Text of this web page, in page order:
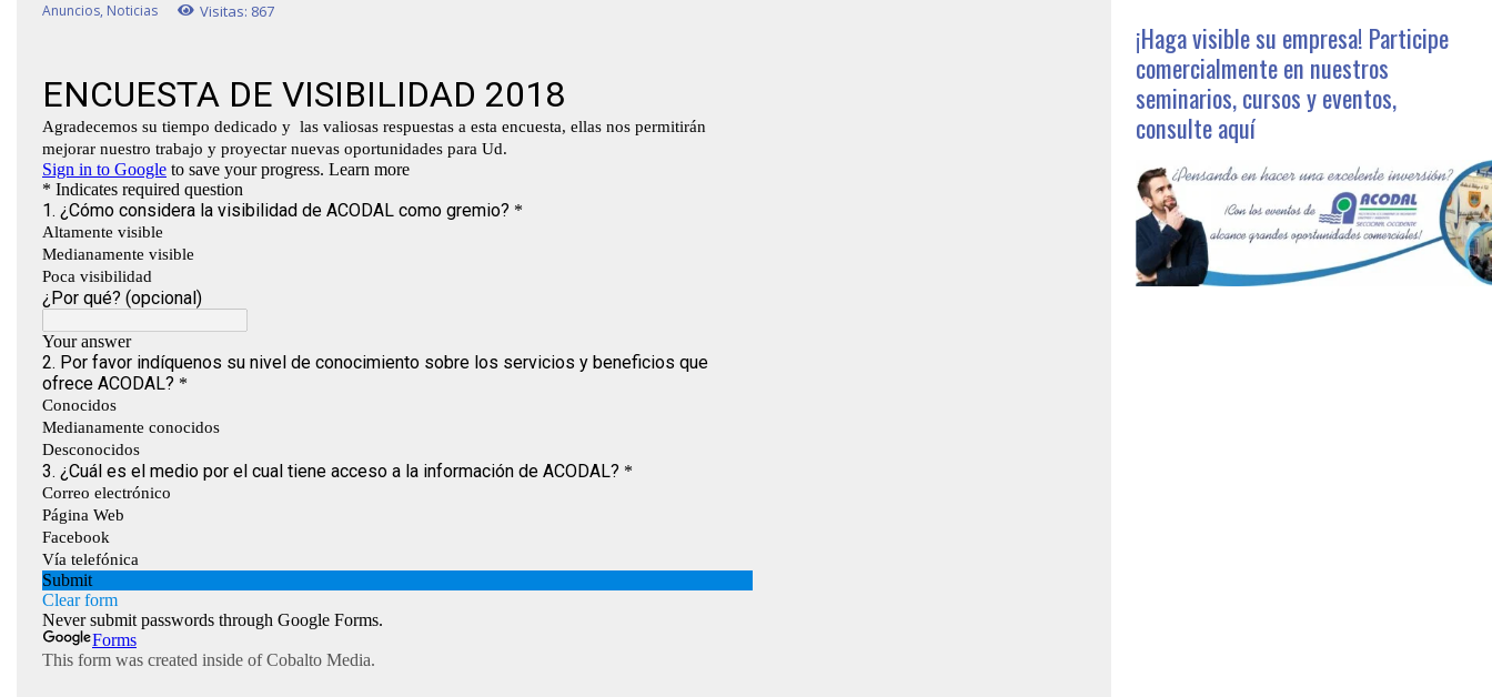
Anuncios, Noticias Visitas: 867
¡Haga visible su empresa! Participe
comercialmente en nuestros
seminarios, cursos y eventos,
consulte aquí